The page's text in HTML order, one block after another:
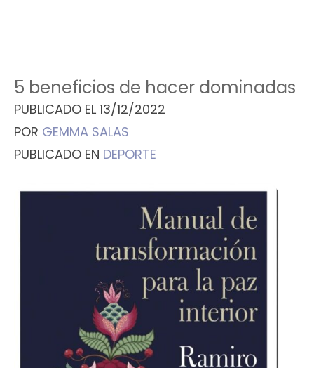
5 beneficios de hacer dominadas
PUBLICADO EL 13/12/2022
POR GEMMA SALAS
PUBLICADO EN DEPORTE